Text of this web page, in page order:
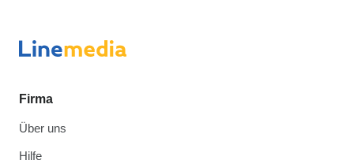
Firma
Über uns
Hilfe